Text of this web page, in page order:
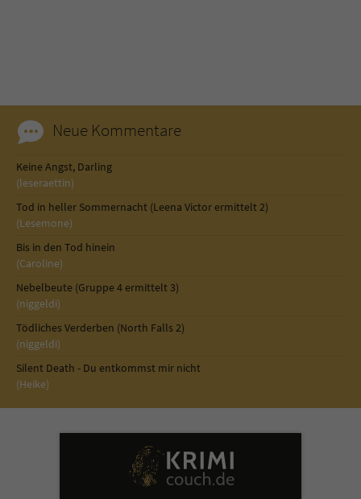
Neue Kommentare
Keine Angst, Darling
(leseraettin)
Tod in heller Sommernacht (Leena Victor ermittelt 2)
(Lesemone)
Bis in den Tod hinein
(Caroline)
Nebelbeute (Gruppe 4 ermittelt 3)
(niggeldi)
Tödliches Verderben (North Falls 2)
(niggeldi)
Silent Death - Du entkommst mir nicht
(Heike)